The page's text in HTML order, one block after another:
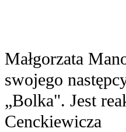
Małgorzata
swojego
„Bolka". Jest
Cenckiewicza